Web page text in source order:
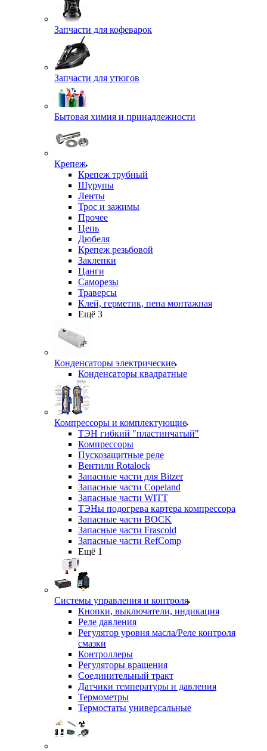
Запчасти для кофеварок
Запчасти для утюгов
Бытовая химия и принадлежности
Крепеж
Крепеж трубный
Шурупы
Ленты
Трос и зажимы
Прочее
Цепь
Дюбеля
Крепеж резьбовой
Заклепки
Цанги
Саморезы
Траверсы
Клей, герметик, пена монтажная
Ещё 3
Конденсаторы электрические
Конденсаторы квадратные
Компрессоры и комплектующие
ТЭН гибкий "пластинчатый"
Компрессоры
Пускозащитные реле
Вентили Rotalock
Запасные части для Bitzer
Запасные части Copeland
Запасные части WITT
ТЭНы подогрева картера компрессора
Запасные части BOCK
Запасные части Frascold
Запасные части RefComp
Ещё 1
Системы управления и контроля
Кнопки, выключатели, индикация
Реле давления
Регулятор уровня масла/Реле контроля
смазки
Контроллеры
Регуляторы вращения
Соединительный тракт
Датчики температуры и давления
Термометры
Термостаты универсальные